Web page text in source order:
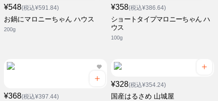
¥548(税込¥591.84)
お鍋にマロニーちゃん ハウス
200g
¥358(税込¥386.64)
ショートタイプマロニーちゃん ハ
ウス
100g
¥368(税込¥397.44)
¥328(税込¥354.24)
国産はるさめ 山城屋